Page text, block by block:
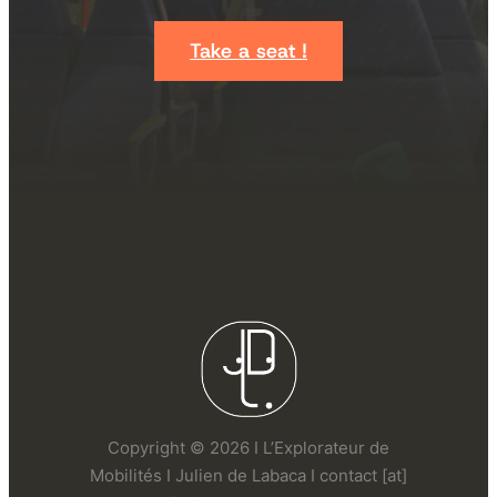
Take a seat !
Copyright © 2026 I L’Explorateur de
Mobilités I Julien de Labaca I contact [at]